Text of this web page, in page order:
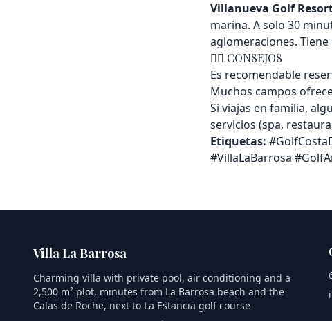
Villanueva Golf
marina. A solo 30
aglomeraciones.
🏌️‍♂️ CONSEJOS
Es recomendable
Muchos campos
Si viajas en familia,
servicios (spa,
Etiquetas:
#VillaLaBarrosa
Villa La Barrosa
Charming villa with private pool, air conditioning and a
2,500 m² plot, minutes from La Barrosa beach and the
Calas de Roche, next to La Estancia golf course